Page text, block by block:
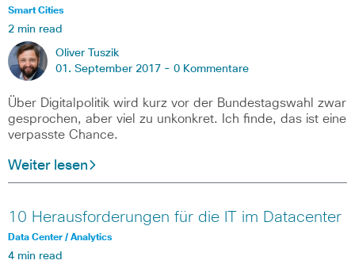
Smart Cities
2 min read
Oliver Tuszik
01. September 2017 - 0 Kommentare
Über Digitalpolitik wird kurz vor der Bundestagswahl zwar
gesprochen, aber viel zu unkonkret. Ich finde, das ist eine
verpasste Chance.
Weiter lesen
10 Herausforderungen für die IT im Datacenter
Data Center / Analytics
4 min read